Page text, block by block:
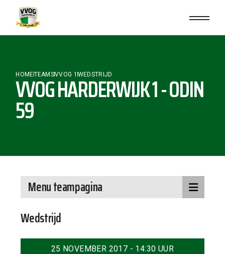
HOMETEAMSVVOG 1 WEDSTRIJD
VVOG HARDERWIJK 1 - ODIN
59
Wedstrijd
25 NOVEMBER 2017 - 14:30 UUR
Menu teampagina